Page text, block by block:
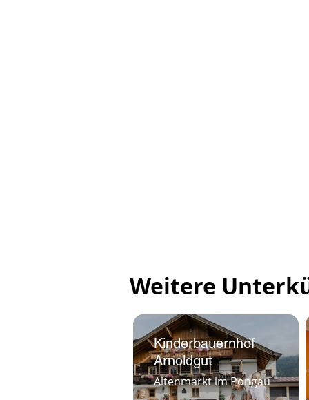
Weitere
Kinderbauernhof
Arnoldgut
Altenmarkt im Pongau